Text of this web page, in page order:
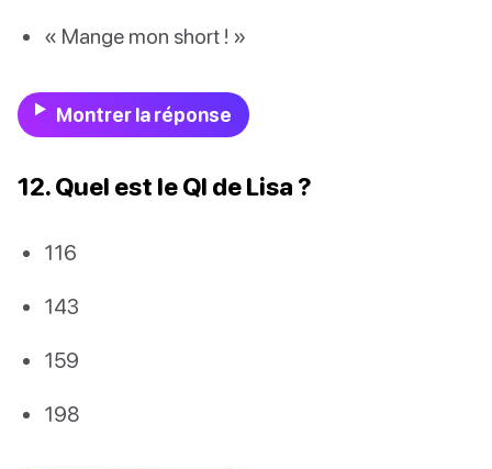
« Mange mon short ! »
Montrer la réponse
12. Quel est le QI de Lisa ?
116
143
159
198